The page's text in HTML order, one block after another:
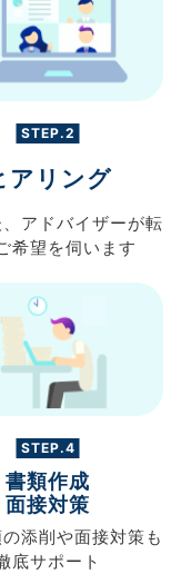
STEP.2
アリング
アドバイザーが転
希望を伺います
STEP.4
書類作成
面接対策
の添削や面接対策も
底サポート